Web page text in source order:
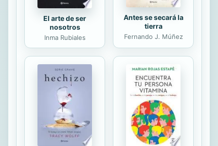
El arte de ser
nosotros
Inma Rubiales
Antes se secará la
tierra
Fernando J. Múñez